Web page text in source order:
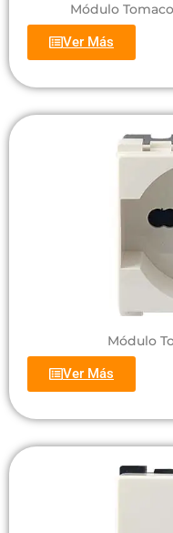
Módulo
Ver Más
Módulo
Ver Más